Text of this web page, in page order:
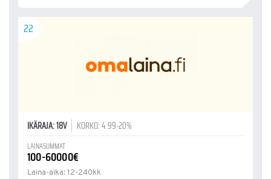
22
IKÄRAJA: 18V KORKO: 4.99-20%
LAINASUMMAT
100-60000€
Laina-aika: 12-240kk